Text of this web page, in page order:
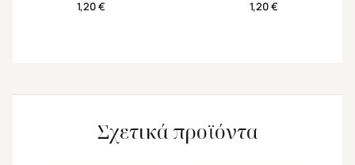
1,20€ 1,20€
Σχετικά προϊόντα